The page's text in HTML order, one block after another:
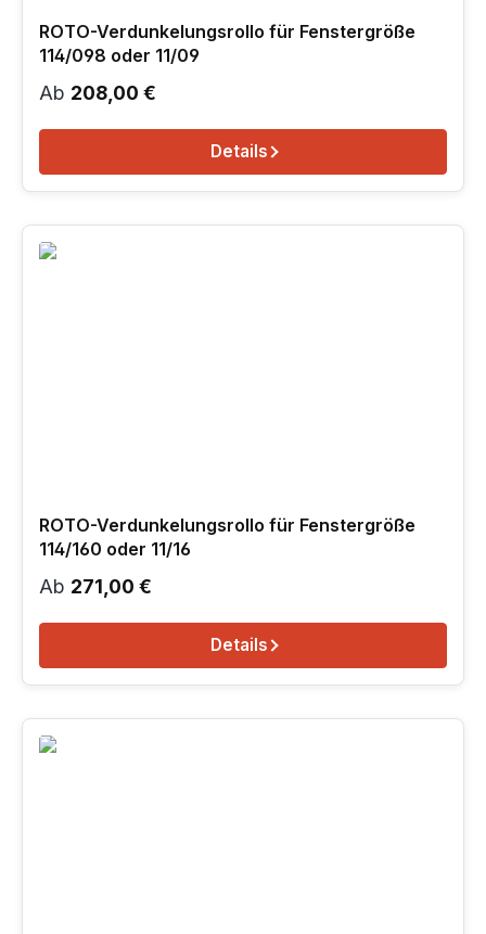
ROTO-Verdunkelungsrollo für Fenstergröße
114/098 oder 11/09
Regulärer Preis:
Ab 208,00 €
Details
ROTO-Verdunkelungsrollo für Fenstergröße
114/160 oder 11/16
Regulärer Preis:
Ab 271,00 €
Details